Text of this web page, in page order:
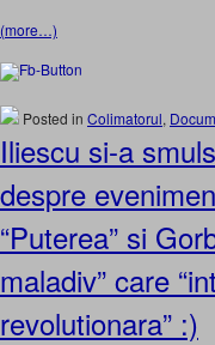
(more…)
Posted in Colimatorul,
Iliescu si-a
despre
“Puterea” si
maladiv” care
revolutionara” :)